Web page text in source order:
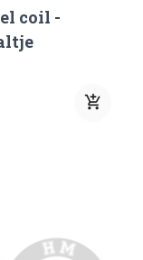
coil -
add_shopping_cart